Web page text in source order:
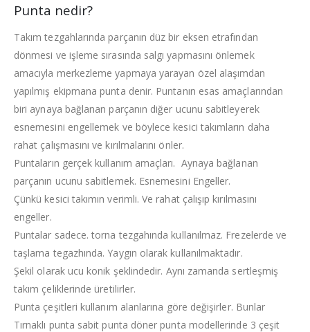
Punta nedir?
Takım tezgahlarında parçanın düz bir eksen etrafından
dönmesi ve işleme sırasında salgı yapmasını önlemek
amacıyla merkezleme yapmaya yarayan özel alaşımdan
yapılmış ekipmana punta denir. Puntanın esas amaçlarından
biri aynaya bağlanan parçanın diğer ucunu sabitleyerek
esnemesini engellemek ve böylece kesici takımların daha
rahat çalışmasını ve kırılmalarını önler.
Puntaların gerçek kullanım amaçları. Aynaya bağlanan
parçanın ucunu sabitlemek. Esnemesini Engeller.
Çünkü kesici takımın verimli. Ve rahat çalışıp kırılmasını
engeller.
Puntalar sadece. torna tezgahında kullanılmaz. Frezelerde ve
taşlama tegazhında. Yaygın olarak kullanılmaktadır.
Şekil olarak ucu konik şeklindedir. Aynı zamanda sertleşmiş
takım çeliklerinde üretilirler.
Punta çeşitleri kullanım alanlarına göre değişirler. Bunlar
Tırnaklı punta sabit punta döner punta modellerinde 3 çeşit